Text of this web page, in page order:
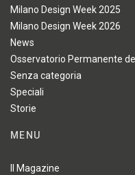
Milano Design Week 2025
Milano Design Week 2026
News
Osservatorio Permanente
Senza categoria
Speciali
Storie
MENU
Il Magazine